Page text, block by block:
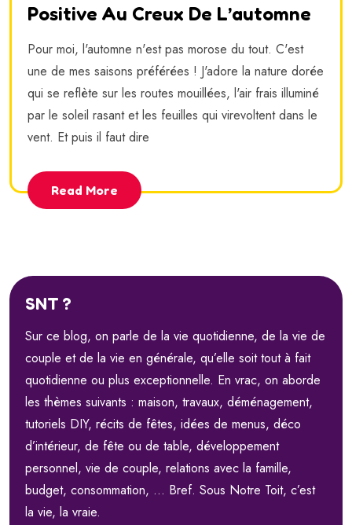
Positive Au Creux De L’automne
Pour moi, l'automne n'est pas morose du tout. C'est
une de mes saisons préférées ! J'adore la nature dorée
qui se reflète sur les routes mouillées, l'air frais illuminé
par le soleil rasant et les feuilles qui virevoltent dans le
vent. Et puis il faut dire
Read More
SNT ?
Sur ce blog, on parle de la vie quotidienne, de la vie de
couple et de la vie en générale, qu’elle soit tout à fait
quotidienne ou plus exceptionnelle. En vrac, on aborde
les thèmes suivants : maison, travaux, déménagement,
tutoriels DIY, récits de fêtes, idées de menus, déco
d’intérieur, de fête ou de table, développement
personnel, vie de couple, relations avec la famille,
budget, consommation, … Bref. Sous Notre Toit, c’est
la vie, la vraie.